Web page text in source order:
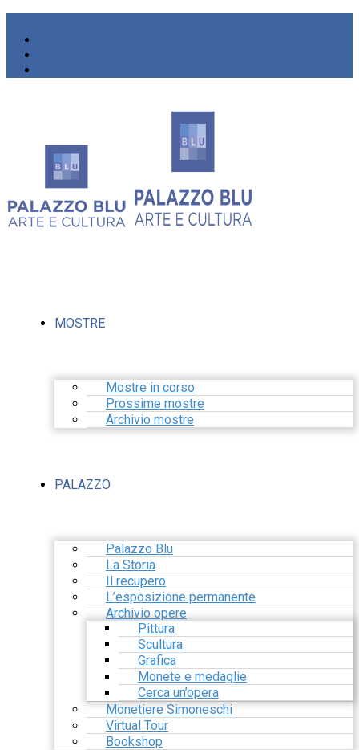
MOSTRE
Mostre in corso
Prossime mostre
Archivio mostre
PALAZZO
Palazzo Blu
La Storia
Il recupero
L’esposizione permanente
Archivio opere
Pittura
Scultura
Grafica
Monete e medaglie
Cerca un’opera
Monetiere Simoneschi
Virtual Tour
Bookshop